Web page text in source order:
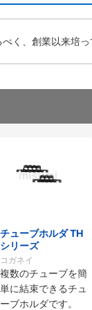
く、創業以来培
チューブホルダ TH
シリーズ
コガネイ
複数のチューブを簡
単に結束できるチュ
ーブホルダです。